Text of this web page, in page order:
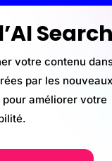
votre contenu
par les
améliorer votre